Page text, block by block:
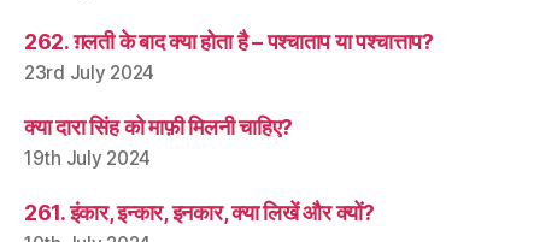
262. ग़लती के बाद क्या होता है – पश्चाताप या पश्चात्ताप?
23rd July 2024
क्या दारा सिंह को माफ़ी मिलनी चाहिए?
19th July 2024
261. इंकार, इन्कार, इनकार, क्या लिखें और क्यों?